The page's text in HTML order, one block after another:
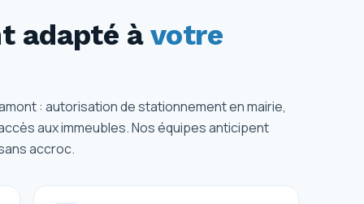
adapté à votre
: autorisation de stationnement en mairie,
aux immeubles. Nos équipes anticipent
accroc.